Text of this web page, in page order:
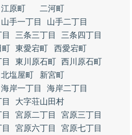
江原町
二河町
山手一丁目
山手二丁目
三条三丁目
三条四丁目
町 東愛宕町
西愛宕町
東川原石町 西川原石町
北塩屋町
新宮町
海岸一丁目
海岸二丁目
大字荘山田村
宮原二丁目
宮原三丁目
宮原六丁目
宮原七丁目